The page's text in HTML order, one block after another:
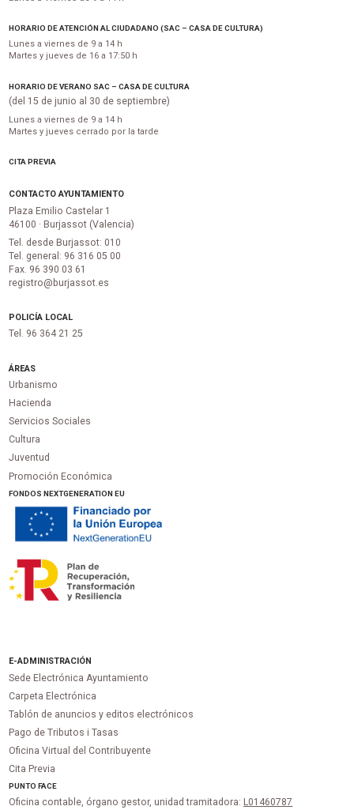
HORARIO DE ATENCIÓN AL CIUDADANO (SAC – CASA DE CULTURA)
Lunes a viernes de 9 a 14 h
Martes y jueves de 16 a 17:50 h
HORARIO DE VERANO SAC – CASA DE CULTURA
(del 15 de junio al 30 de septiembre)
Lunes a viernes de 9 a 14 h
Martes y jueves cerrado por la tarde
CITA PREVIA
CONTACTO AYUNTAMIENTO
Plaza Emilio Castelar 1
46100 · Burjassot (Valencia)
Tel. desde Burjassot: 010
Tel. general: 96 316 05 00
Fax. 96 390 03 61
registro@burjassot.es
POLICÍA LOCAL
Tel. 96 364 21 25
ÁREAS
Urbanismo
Hacienda
Servicios Sociales
Cultura
Juventud
Promoción Económica
FONDOS NEXTGENERATION EU
E-ADMINISTRACIÓN
Sede Electrónica Ayuntamiento
Carpeta Electrónica
Tablón de anuncios y editos electrónicos
Pago de Tributos i Tasas
Oficina Virtual del Contribuyente
Cita Previa
PUNTOFACE
Oficina contable, órgano gestor, unidad tramitadora: L01460787